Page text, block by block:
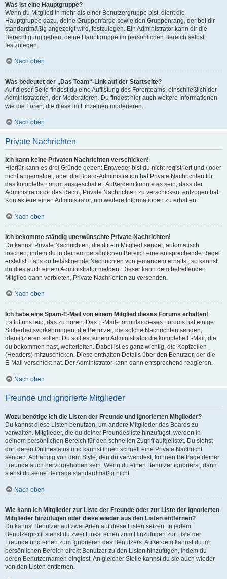
Was ist eine Hauptgruppe?
Wenn du Mitglied in mehr als einer Benutzergruppe bist, dient die
Hauptgruppe dazu, deine Gruppenfarbe sowie den Gruppenrang, der bei dir
standardmäßig angezeigt wird, festzulegen. Ein Administrator kann dir die
Berechtigung geben, deine Hauptgruppe im persönlichen Bereich selbst
festzulegen.
Nach oben
Was bedeutet der „Das Team“-Link auf der Startseite?
Auf dieser Seite findest du eine Auflistung des Forenteams, einschließlich der
Administratoren, der Moderatoren. Du findest hier auch weitere Informationen
wie die Foren, die diese im Einzelnen moderieren.
Nach oben
Private Nachrichten
Ich kann keine Privaten Nachrichten verschicken!
Hierfür kann es drei Gründe geben: Entweder bist du nicht registriert und / oder
nicht angemeldet, oder die Board-Administration hat Private Nachrichten für
das komplette Forum ausgeschaltet. Außerdem könnte es sein, dass der
Administrator dir das Recht, Private Nachrichten zu verschicken, entzogen hat.
Kontaktiere einen Administrator, um weitere Informationen zu erhalten.
Nach oben
Ich bekomme ständig unerwünschte Private Nachrichten!
Du kannst Private Nachrichten, die dir ein Mitglied sendet, automatisch
löschen, indem du in deinem persönlichen Bereich eine entsprechende Regel
erstellst. Falls du belästigende Nachrichten von jemandem erhältst, so kannst
du dies auch einem Administrator melden. Dieser kann dem betreffenden
Mitglied dann verbieten, Private Nachrichten zu versenden.
Nach oben
Ich habe eine Spam-E-Mail von einem Mitglied dieses Forums erhalten!
Es tut uns leid, das zu hören. Das E-Mail-Formular dieses Forums hat einige
Sicherheitsvorkehrungen, die Benutzer, die solche Nachrichten senden,
identifizieren sollen. Du solltest einem Administrator die komplette E-Mail, die
du bekommen hast, weiterleiten. Dabei ist es ganz wichtig, die Kopfzeilen
(Headers) mitzuschicken. Diese enthalten Details über den Benutzer, der die
E-Mail verschickt hat. Der Administrator kann dann entsprechend reagieren.
Nach oben
Freunde und ignorierte Mitglieder
Wozu benötige ich die Listen der Freunde und ignorierten Mitglieder?
Du kannst diese Listen benutzen, um andere Mitglieder des Boards zu
verwalten. Mitglieder, die du deiner Freundesliste hinzufügst, werden in
deinem persönlichen Bereich für den schnellen Zugriff aufgelistet. Du siehst
dort deren Onlinestatus und kannst ihnen schnell eine Private Nachricht
senden. Abhängig von dem Style, den du verwendest, können Beiträge deiner
Freunde auch hervorgehoben sein. Wenn du einen Benutzer ignorierst, dann
siehst du seine Beiträge standardmäßig nicht.
Nach oben
Wie kann ich Mitglieder zur Liste der Freunde oder zur Liste der ignorierten
Mitglieder hinzufügen oder diese wieder aus den Listen entfernen?
Du kannst Benutzer auf zwei Arten auf diese Listen setzen: In jedem
Benutzerprofil siehst du zwei Links: einen zum Hinzufügen zur Liste der
Freunde und einen zum Ignorieren des Benutzers. Außerdem kannst du im
persönlichen Bereich direkt Benutzer zu den Listen hinzufügen, indem du
deren Benutzernamen eingibst. An gleicher Stelle kannst du sie auch wieder
von den Listen entfernen.